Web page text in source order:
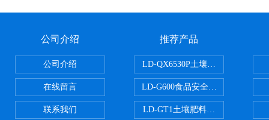
公司介绍
公司介绍
在线留言
联系我们
推荐产品
LD-QX6530P土壤氧化还原电位检
LD-G600食品安全检测仪
LD-GT1土壤肥料养分检测仪